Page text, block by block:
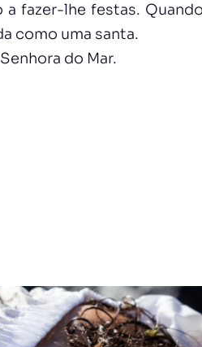
a fazer-lhe festas.
como uma santa.
do Mar.